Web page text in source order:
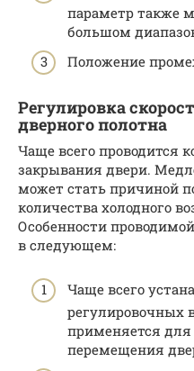
параметр также
большом
Положение
Регулировка
дверного полотна
Чаще всего проводится
закрывания двери.
может стать причиной
количества холодного
Особенности
в следующем:
Чаще всего
регулировочных
применяется
перемещения